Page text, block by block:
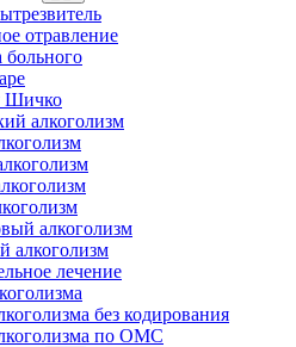
отравление
больного
Шичко
алкоголизм
алкоголизм
алкоголизм
лечение
без кодирования
по ОМС